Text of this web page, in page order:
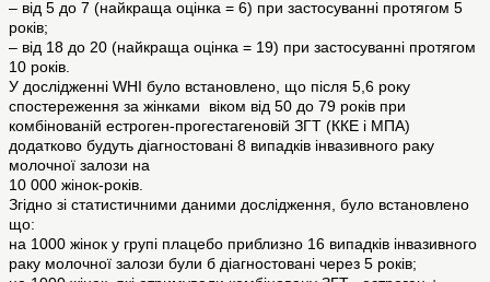
– від 5 до 7 (найкраща оцінка = 6) при застосуванні протягом 5
років;
– від 18 до 20 (найкраща оцінка = 19) при застосуванні протягом
10 років.
У дослідженні WHI було встановлено, що після 5,6 року
спостереження за жінками віком від 50 до 79 років при
комбінованій естроген-прогестагеновій ЗГТ (ККЕ і МПА)
додатково будуть діагностовані 8 випадків інвазивного раку
молочної залози на
10 000 жінок-років.
Згідно зі статистичними даними дослідження, було встановлено
що:
на 1000 жінок у групі плацебо приблизно 16 випадків інвазивного
раку молочної залози були б діагностовані через 5 років;